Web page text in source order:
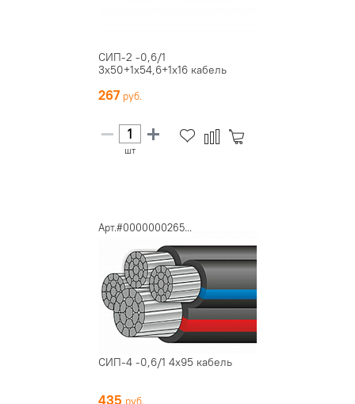
СИП-2 -0,6/1
3х50+1х54,6+1х16 кабель
267
шт
Арт.#0000000265...
СИП-4 -0,6/1 4х95 кабель
435